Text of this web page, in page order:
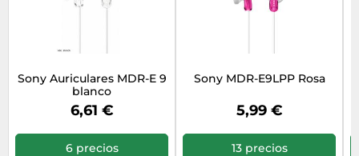
Sony Auriculares MDR-E 9
blanco
6,61 €
6 precios
Sony MDR-E9LPP Rosa
5,99 €
13 precios